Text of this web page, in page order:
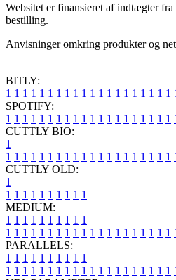
Websitet er finansieret af indtægter
bestilling.
Anvisninger omkring produkter og
BITLY:
1 1 1 1 1 1 1 1 1 1 1 1 1 1 1 1 1 1 1 1
SPOTIFY:
1 1 1 1 1 1 1 1 1 1 1 1 1 1 1 1 1 1 1 1
CUTTLY BIO:
1
1 1 1 1 1 1 1 1 1 1 1 1 1 1 1 1 1 1 1 1
CUTTLY OLD:
1
1 1 1 1 1 1 1 1 1 1
MEDIUM:
1 1 1 1 1 1 1 1 1 1
1 1 1 1 1 1 1 1 1 1 1 1 1 1 1 1 1 1 1 1
PARALLELS:
1 1 1 1 1 1 1 1 1 1
1 1 1 1 1 1 1 1 1 1 1 1 1 1 1 1 1 1 1 1